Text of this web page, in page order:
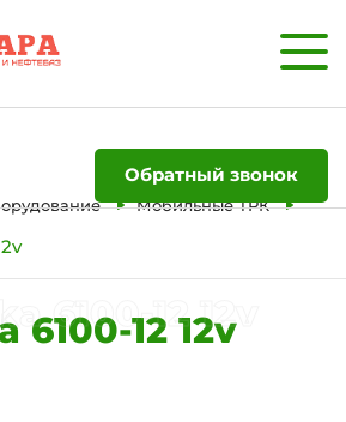
Обратный звонок
Мобильные ТРК
6100-12 12v
6100-12 12v
связи